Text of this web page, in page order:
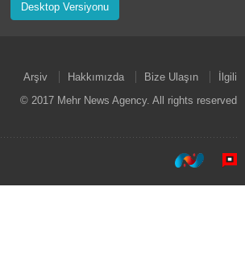
Desktop Versiyonu
Arşiv Hakkımızda Bize Ulaşın
İlgili
© 2017 Mehr News Agency. All rights reserved